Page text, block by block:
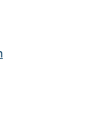
5 Sternen